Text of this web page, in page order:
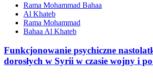
Rama Mohammad Bahaa
Al Khateb
Rama Mohammad
Bahaa Al Khateb
Funkcjonowanie psychiczne
dorosłych w Syrii w czasie wojny i